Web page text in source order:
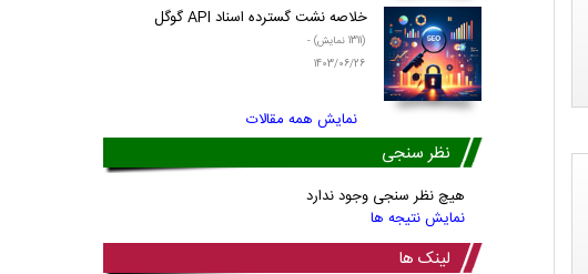
خلاصه نشت گسترده اسناد API گوگل
(1311 نمایش) -
1403/06/26
نمایش همه مقالات
نظر سنجی
هیچ نظر سنجی وجود ندارد
نمایش نتیجه ها
لینک ها